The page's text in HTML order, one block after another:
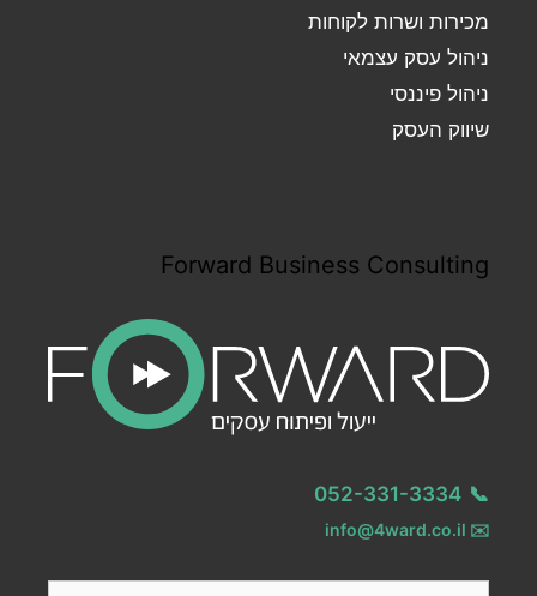
מכירות ושרות לקוחות
ניהול עסק עצמאי
ניהול פיננסי
שיווק העסק
Forward Business Consulting
📞
052-331-3334
✉️
info@4ward.co.il